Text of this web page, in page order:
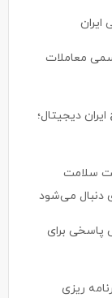
معاملات
سلامت
می‌شود
پاسخی برای
ریزی